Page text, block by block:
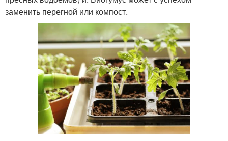
заменить перегной или компост.